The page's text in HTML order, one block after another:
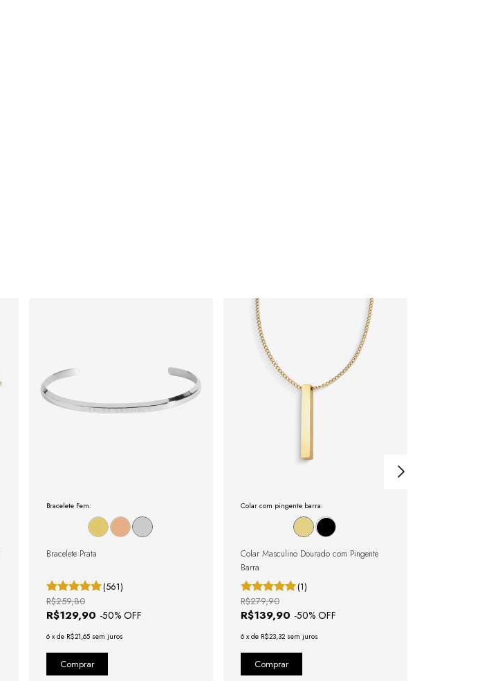
Bracelete Fem:
Bracelete Prata
(561)
R$129,90 -50% OFF
R$259,80
6 x de R$21,65 sem juros
Colar com pingente barra:
Colar Masculino Dourado com Pingente
Barra
(1)
R$139,90 -50% OFF
R$279,90
6 x de R$23,32 sem juros